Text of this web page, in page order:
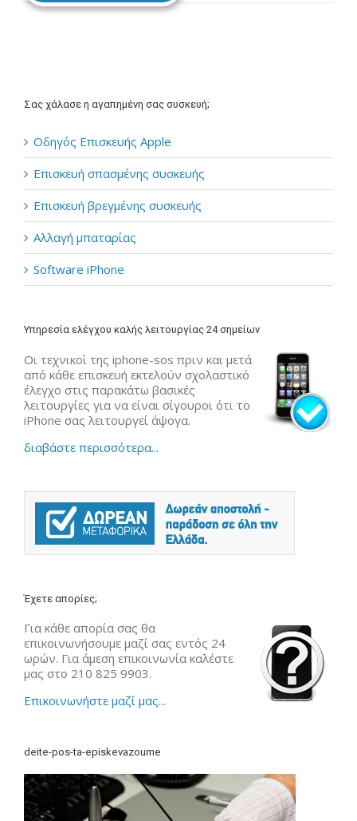
Σας χάλασε η αγαπημένη σας συσκευή;
Οδηγός Επισκευής Apple
Επισκευή σπασμένης συσκευής
Επισκευή βρεγμένης συσκευής
Αλλαγή μπαταρίας
Software iPhone
Υπηρεσία ελέγχου καλής λειτουργίας 24 σημείων
Οι τεχνικοί της iphone-sos πριν και μετά
από κάθε επισκευή εκτελούν σχολαστικό
έλεγχο στις παρακάτω βασικές
λειτουργίες για να είναι σίγουροι ότι το
iPhone σας λειτουργεί άψογα.
διαβάστε περισσότερα...
Έχετε απορίες;
Για κάθε απορία σας θα
επικοινωνήσουμε μαζί σας εντός 24
ωρών. Για άμεση επικοινωνία καλέστε
μας στο 210 825 9903.
Επικοινωνήστε μαζί μας...
deite-pos-ta-episkevazoume